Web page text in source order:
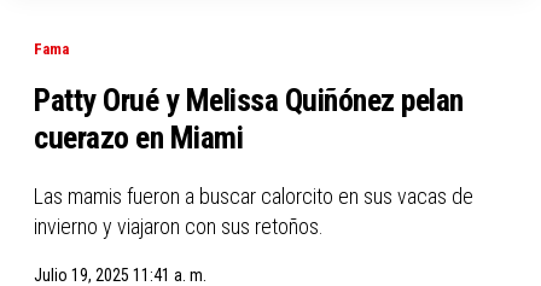
Fama
Patty Orué y Melissa Quiñónez pelan
cuerazo en Miami
Las mamis fueron a buscar calorcito en sus vacas de
invierno y viajaron con sus retoños.
Julio 19, 2025 11:41 a. m.